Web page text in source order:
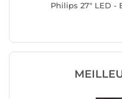
Philips 27" LED -